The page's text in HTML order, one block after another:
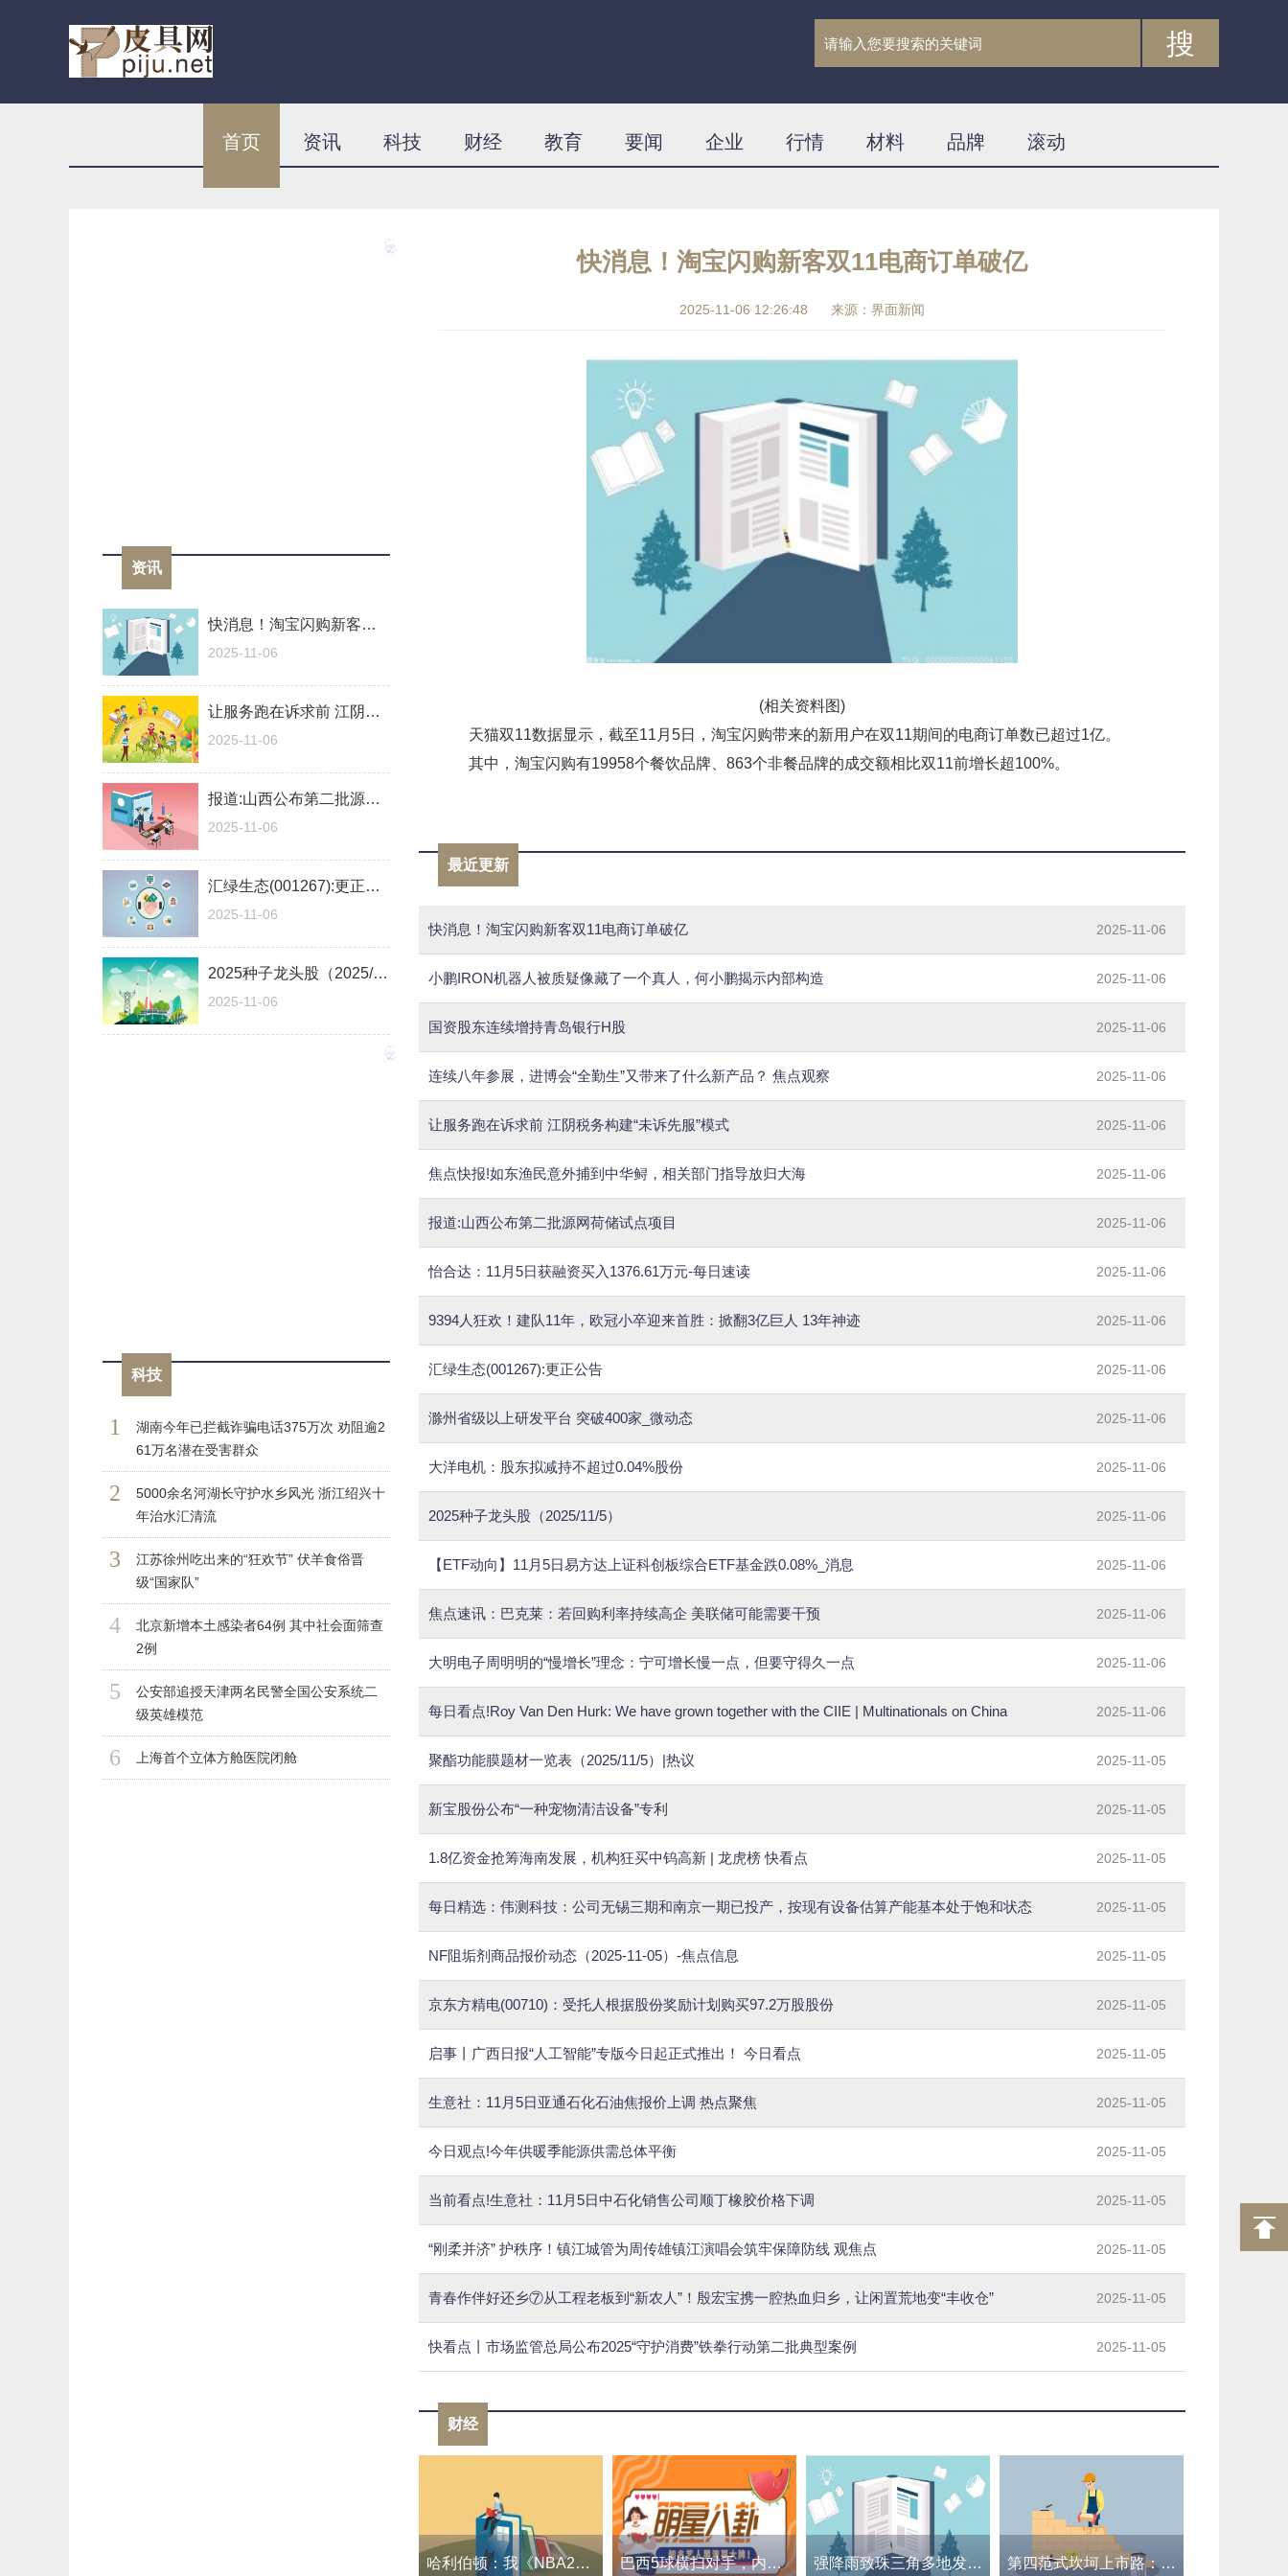
搜
首页 资讯 科技 财经 教育 要闻 企业 行情 材料 品牌 滚动
资讯
快消息！淘宝闪购新客双11电商订单破亿
2025-11-06
让服务跑在诉求前 江阴税务构建“未诉先服”模式
2025-11-06
报道:山西公布第二批源网荷储试点项目
2025-11-06
汇绿生态(001267):更正公告
2025-11-06
2025种子龙头股（2025/11/5）
2025-11-06
科技
1
湖南今年已拦截诈骗电话375万次 劝阻逾2
61万名潜在受害群众
2
5000余名河湖长守护水乡风光 浙江绍兴十
年治水汇清流
3
江苏徐州吃出来的“狂欢节” 伏羊食俗晋
级“国家队”
4
北京新增本土感染者64例 其中社会面筛查
2例
5
公安部追授天津两名民警全国公安系统二
级英雄模范
6 上海首个立体方舱医院闭舱
快消息！淘宝闪购新客双11电商订单破亿
2025-11-06 12:26:48 来源：界面新闻
(相关资料图)
天猫双11数据显示，截至11月5日，淘宝闪购带来的新用户在双11期间的电商订单数已超过1亿。
其中，淘宝闪购有19958个餐饮品牌、863个非餐品牌的成交额相比双11前增长超100%。
最近更新
快消息！淘宝闪购新客双11电商订单破亿 2025-11-06
小鹏IRON机器人被质疑像藏了一个真人，何小鹏揭示内部构造 2025-11-06
国资股东连续增持青岛银行H股 2025-11-06
连续八年参展，进博会“全勤生”又带来了什么新产品？ 焦点观察 2025-11-06
让服务跑在诉求前 江阴税务构建“未诉先服”模式 2025-11-06
焦点快报!如东渔民意外捕到中华鲟，相关部门指导放归大海 2025-11-06
报道:山西公布第二批源网荷储试点项目 2025-11-06
怡合达：11月5日获融资买入1376.61万元-每日速读 2025-11-06
9394人狂欢！建队11年，欧冠小卒迎来首胜：掀翻3亿巨人 13年神迹 2025-11-06
汇绿生态(001267):更正公告 2025-11-06
滁州省级以上研发平台 突破400家_微动态 2025-11-06
大洋电机：股东拟减持不超过0.04%股份 2025-11-06
2025种子龙头股（2025/11/5） 2025-11-06
【ETF动向】11月5日易方达上证科创板综合ETF基金跌0.08%_消息 2025-11-06
焦点速讯：巴克莱：若回购利率持续高企 美联储可能需要干预 2025-11-06
大明电子周明明的“慢增长”理念：宁可增长慢一点，但要守得久一点 2025-11-06
每日看点!Roy Van Den Hurk: We have grown together with the CIIE | Multinationals on China 2025-11-06
聚酯功能膜题材一览表（2025/11/5）|热议 2025-11-05
新宝股份公布“一种宠物清洁设备”专利 2025-11-05
1.8亿资金抢筹海南发展，机构狂买中钨高新 | 龙虎榜 快看点 2025-11-05
每日精选：伟测科技：公司无锡三期和南京一期已投产，按现有设备估算产能基本处于饱和状态 2025-11-05
NF阻垢剂商品报价动态（2025-11-05）-焦点信息 2025-11-05
京东方精电(00710)：受托人根据股份奖励计划购买97.2万股股份 2025-11-05
启事丨广西日报“人工智能”专版今日起正式推出！ 今日看点 2025-11-05
生意社：11月5日亚通石化石油焦报价上调 热点聚焦 2025-11-05
今日观点!今年供暖季能源供需总体平衡 2025-11-05
当前看点!生意社：11月5日中石化销售公司顺丁橡胶价格下调 2025-11-05
“刚柔并济” 护秩序！镇江城管为周传雄镇江演唱会筑牢保障防线 观焦点 2025-11-05
青春作伴好还乡⑦从工程老板到“新农人”！殷宏宝携一腔热血归乡，让闲置荒地变“丰收仓” 2025-11-05
快看点丨市场监管总局公布2025“守护消费”铁拳行动第二批典型案例 2025-11-05
财经
哈利伯顿：我《NBA2K24》的突破扣篮只有65？别瞎搞了！ 巴西5球横扫对手，内马尔超越贝利独享历史射手王，创造伟大成就 强降雨致珠三角多地发生内涝 广东全省提前转移8万余人 第四范式坎坷上市路：三年四次递表终见曙光，AI路线双管齐下难料资本热度